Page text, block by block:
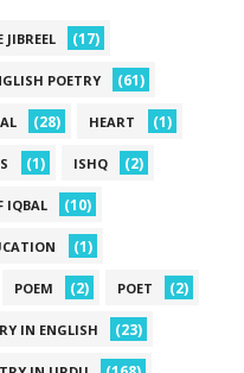
JIBREEL (17)
POETRY (61)
(28) HEART (1)
(1) ISHQ (2)
IQBAL (10)
(1)
POEM (2) POET (2)
IN ENGLISH (23)